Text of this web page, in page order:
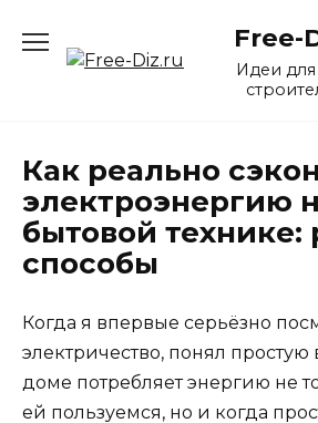
содержанию
Free-
Идеи
Как реально
электроэнергию
бытовой технике:
способы
Когда я впервые серьёзно
электричество, понял простую
доме потребляет энергию не
ей пользуемся, но и когда